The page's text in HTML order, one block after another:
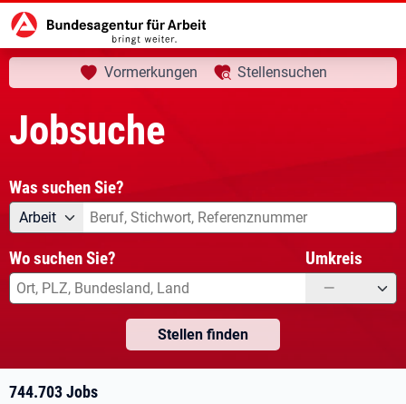
Startseite Jobsuche aktuelle Seite:
Ihre Suche
Vormerkungen Stellensuchen
Jobsuche
Was suchen Sie?
Angebotsart
Arbeit Was suchen Sie?
Wo suchen Sie? Umkreis
—
Stellen finden
744.703 Jobs